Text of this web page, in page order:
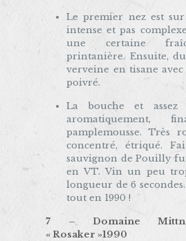
Le premier nez est
intense et pas
une certaine
printanière. Ensuite,
verveine en tisane avec
poivré.
La bouche et assez
aromatiquement,
pamplemousse. Très
concentré, étriqué.
sauvignon de Pouilly
en VT. Vin un peu
longueur de 6
tout en 1990 !
7 – Domaine
« Rosaker »1990